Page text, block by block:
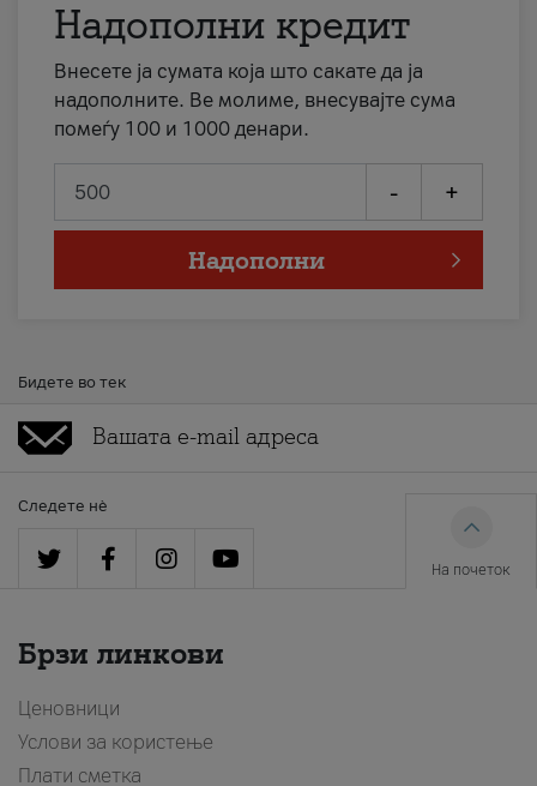
Надополни кредит
Внесете ја сумата која што сакате да ја
надополните. Ве молиме, внесувајте сума
помеѓу 100 и 1000 денари.
- +
Надополни
Бидете во тек
Следете нè
На почеток
Брзи линкови
Ценовници
Услови за користење
Плати сметка